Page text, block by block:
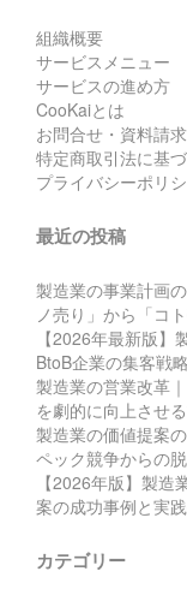
組織概要
サービスメニュー
サービスの進め方
CooKaiとは
お問合せ・資料請求
特定商取引法に基
プライバシーポリ
最近の投稿
製造業の事業計画
ノ売り」から「コ
【2026年最新版】
BtoB企業の集客戦
製造業の営業改革
を劇的に向上させ
製造業の価値提案
ペック競争からの脱
【2026年版】製
案の成功事例と実
カテゴリー